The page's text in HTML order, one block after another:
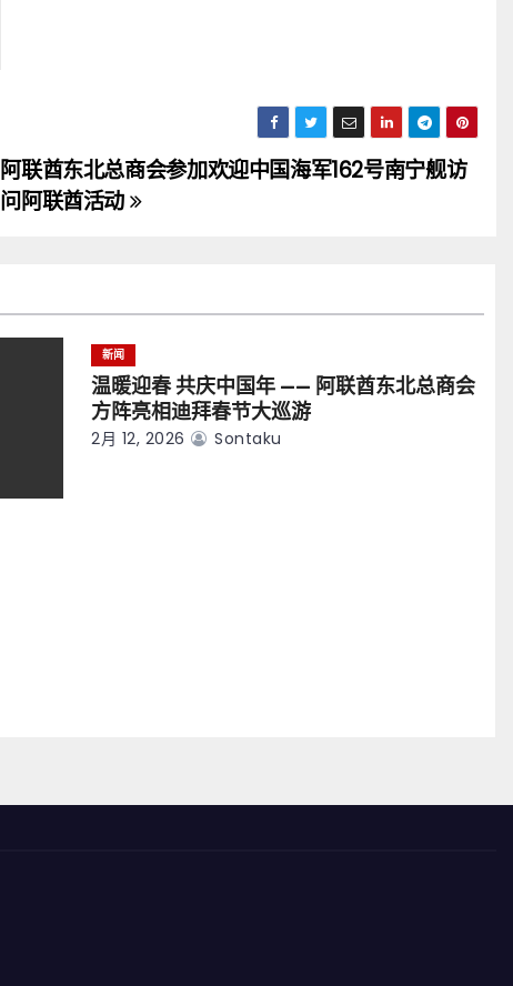
阿联酋东北总商会参加欢迎中国海军162号南宁舰访
问阿联酋活动
新闻
温暖迎春 共庆中国年 —— 阿联酋东北总商会
方阵亮相迪拜春节大巡游
2月 12, 2026 Sontaku